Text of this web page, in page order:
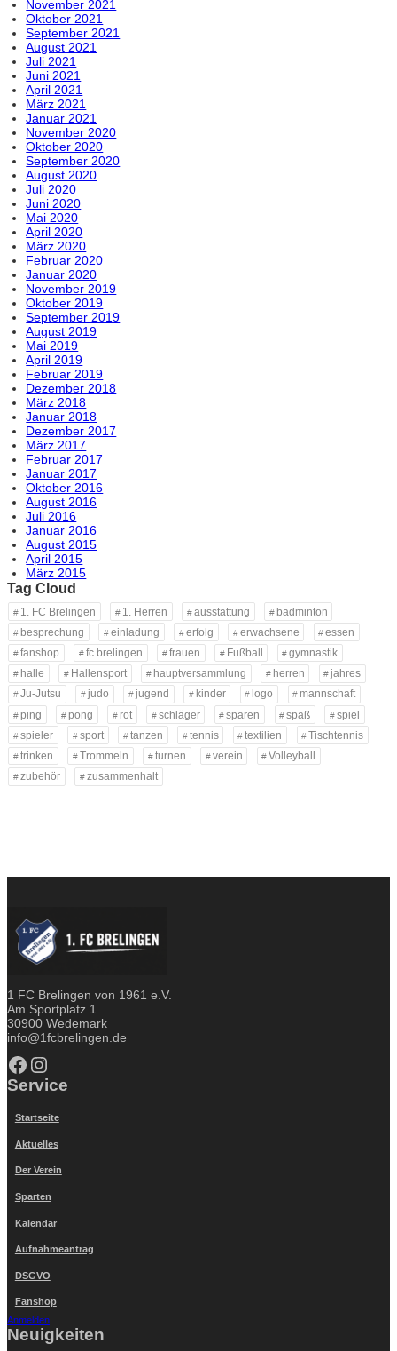
November 2021
Oktober 2021
September 2021
August 2021
Juli 2021
Juni 2021
April 2021
März 2021
Januar 2021
November 2020
Oktober 2020
September 2020
August 2020
Juli 2020
Juni 2020
Mai 2020
April 2020
März 2020
Februar 2020
Januar 2020
November 2019
Oktober 2019
September 2019
August 2019
Mai 2019
April 2019
Februar 2019
Dezember 2018
März 2018
Januar 2018
Dezember 2017
März 2017
Februar 2017
Januar 2017
Oktober 2016
August 2016
Juli 2016
Januar 2016
August 2015
April 2015
März 2015
Tag Cloud
1. FC Brelingen 1. Herren ausstattung
badminton
besprechung
einladung erfolg erwachsene
essen
fanshop
fc brelingen frauen Fußball
gymnastik
halle
Hallensport hauptversammlung herren
jahres
Ju-Jutsu
judo jugend kinder logo
mannschaft
ping
pong rot schläger sparen spaß
spiel
spieler
sport tanzen tennis textilien
Tischtennis
trinken
Trommeln turnen verein
Volleyball
zubehör
zusammenhalt
1 FC Brelingen von 1961 e.V.
Am Sportplatz 1
30900 Wedemark
info@1fcbrelingen.de
Facebook Instagram
Service
Startseite
Aktuelles
Der Verein
Sparten
Kalendar
Aufnahmeantrag
DSGVO
Fanshop
Anmelden
Neuigkeiten